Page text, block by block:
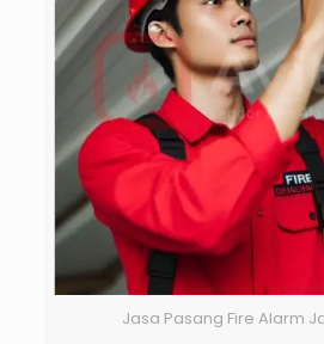
Jasa Pasang Fire Alarm